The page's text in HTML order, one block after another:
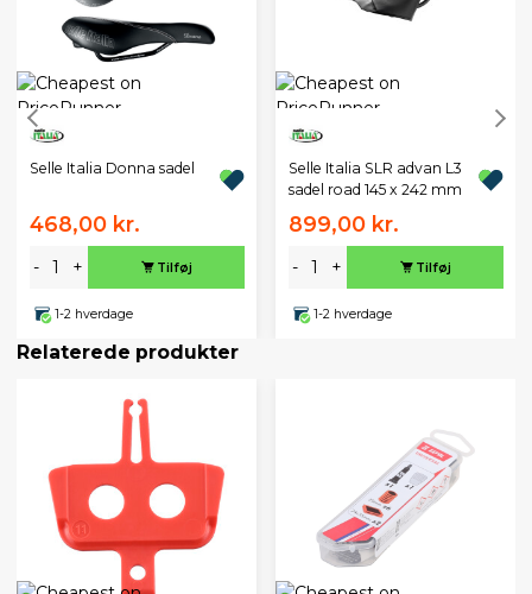
Selle Italia Donna sadel
468,00 kr.
- + Tilføj
1-2 hverdage
Selle Italia SLR advan L3
sadel road 145 x 242 mm
899,00 kr.
- + Tilføj
1-2 hverdage
Relaterede produkter